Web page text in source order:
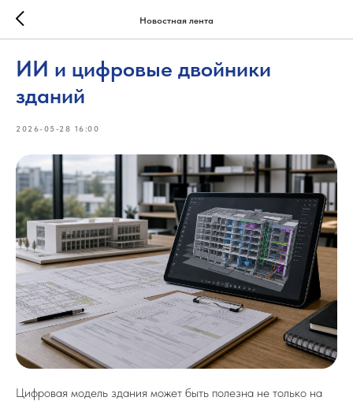
Новостная лента
ИИ и цифровые двойники
зданий
2026-05-28 16:00
Цифровая модель здания может быть полезна не только на